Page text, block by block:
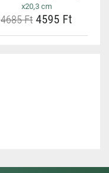
x20,3 cm
4685 Ft 4595 Ft